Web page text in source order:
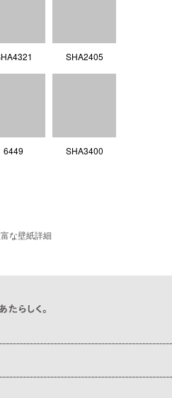
SHA2405
6449 SHA3400
な壁紙詳細